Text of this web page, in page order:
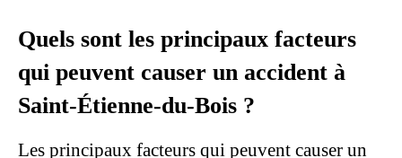
Quels sont les principaux facteurs
qui peuvent causer un accident à
Saint-Étienne-du-Bois ?
Les principaux facteurs qui peuvent causer un